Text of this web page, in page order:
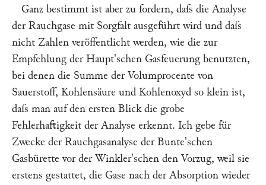
Ganz bestimmt ist aber zu fordern, daſs die Analyse
der Rauchgase mit Sorgfalt ausgeführt wird und daſs
nicht Zahlen veröffentlicht werden, wie die zur
Empfehlung der Haupt'schen Gasfeuerung benutzten,
bei denen die Summe der Volumprocente von
Sauerstoff, Kohlensäure und Kohlenoxyd so klein ist,
daſs man auf den ersten Blick die grobe
Fehlerhaftigkeit der Analyse erkennt. Ich gebe für
Zwecke der Rauchgasanalyse der Bunte'schen
Gasbürette vor der Winkler'schen den Vorzug, weil sie
erstens gestattet, die Gase nach der Absorption wieder